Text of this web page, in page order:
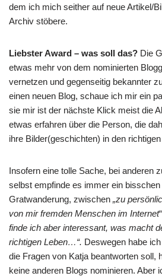
dem ich mich seither auf neue Artikel/
Archiv stöbere.
Liebster Award – was soll das? Die
etwas mehr von dem nominierten
vernetzen und gegenseitig bekannter
einen neuen Blog, schaue ich mir ein
sie mir ist der nächste Klick meist die
etwas erfahren über die Person, die
ihre Bilder(geschichten) in den
Insofern eine tolle Sache, bei anderen
selbst empfinde es immer ein bisschen
Gratwanderung, zwischen „zu
von mir fremden Menschen im Internet
finde ich aber interessant, was macht
richtigen Leben…“. Deswegen habe
die Fragen von Katja beantworten soll,
keine anderen Blogs nominieren. Aber